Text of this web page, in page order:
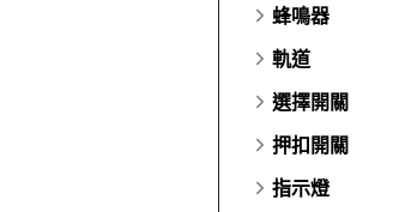
蜂鳴器
軌道
選擇開關
押扣開關
指示燈